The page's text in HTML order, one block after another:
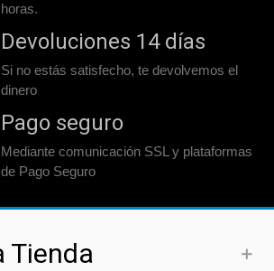
horas.
Devoluciones 14 días
Si no estás satisfecho, te devolvemos el
dinero
Pago seguro
Mediante comunicación SSL y plataformas
de Pago Seguro
Tienda